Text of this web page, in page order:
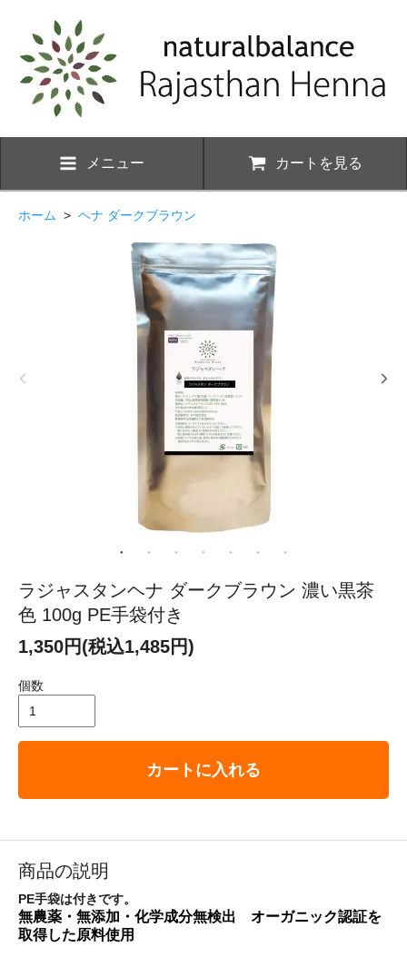
メニュー カートを見る
ホーム > ヘナ ダークブラウン
ラジャスタンヘナ ダークブラウン 濃い黒茶
色 100g PE手袋付き
1,350円(税込1,485円)
個数
カートに入れる
商品の説明
PE手袋は付きです。
無農薬・無添加・化学成分無検出 オーガニック認証を
取得した原料使用